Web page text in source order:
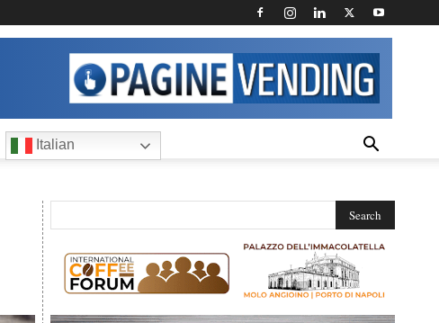
Italian